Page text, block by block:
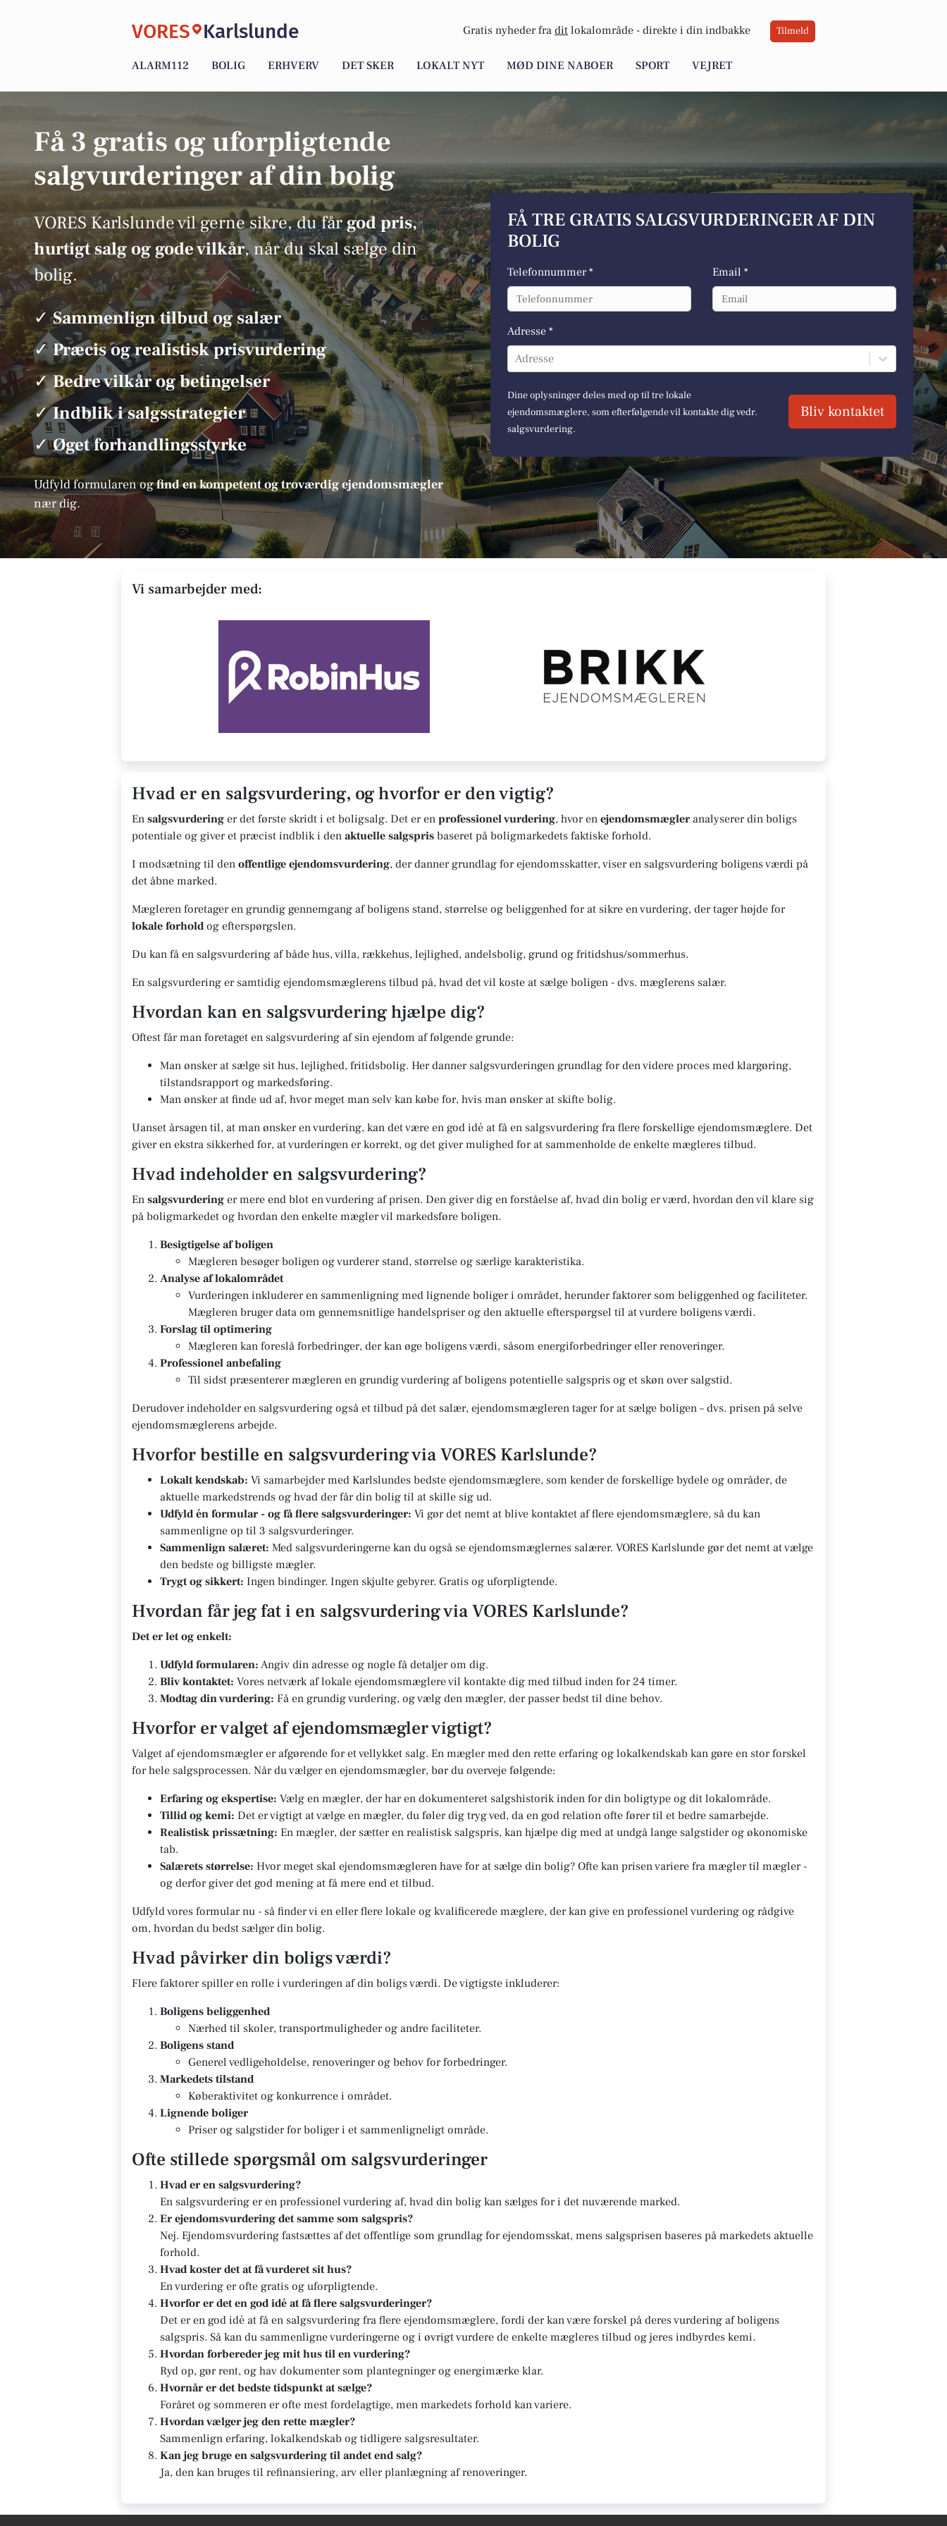
VORES Karlslunde Gratis nyheder fra dit lokalområde - direkte i din indbakke Tilmeld
ALARM112 BOLIG ERHVERV DET SKER LOKALT NYT MØD DINE NABOER SPORT VEJRET
Få 3 gratis og uforpligtende
salgvurderinger af din bolig
VORES Karlslunde vil gerne sikre, du fårgod pris,
hurtigt salg og gode vilkår, når du skal sælge din
bolig.
✓Sammenlign tilbud og salær
✓ Præcis og realistisk prisvurdering
✓Bedre vilkår og betingelser
✓Indblik i salgsstrategier
✓Øget forhandlingsstyrke
Udfyld formularen ogfind en kompetent og troværdig ejendomsmægler
nær dig.
FÅ TRE GRATIS SALGSVURDERINGER AF DIN
BOLIG
Telefonnummer * Email *
Adresse *
Adresse
Dine oplysninger deles med op til tre lokale
ejendomsmæglere, som efterfølgende vil kontakte dig vedr.
salgsvurdering.
Bliv kontaktet
Vi samarbejder med:
Hvad er en salgsvurdering, og hvorfor er den vigtig?
En salgsvurdering er det første skridt i et boligsalg. Det er en professionel vurdering, hvor en ejendomsmægler analyserer din boligs
potentiale og giver et præcist indblik i den aktuelle salgspris baseret på boligmarkedets faktiske forhold.
I modsætning til den offentlige ejendomsvurdering, der danner grundlag for ejendomsskatter, viser en salgsvurdering boligens værdi på
det åbne marked.
Mægleren foretager en grundig gennemgang af boligens stand, størrelse og beliggenhed for at sikre en vurdering, der tager højde for
lokale forhold og efterspørgslen.
Du kan få en salgsvurdering af både hus, villa, rækkehus, lejlighed, andelsbolig, grund og fritidshus/sommerhus.
En salgsvurdering er samtidig ejendomsmæglerens tilbud på, hvad det vil koste at sælge boligen - dvs. mæglerens salær.
Hvordan kan en salgsvurdering hjælpe dig?
Oftest får man foretaget en salgsvurdering af sin ejendom af følgende grunde:
Man ønsker at sælge sit hus, lejlighed, fritidsbolig. Her danner salgsvurderingen grundlag for den videre proces med klargøring,
tilstandsrapport og markedsføring.
Man ønsker at finde ud af, hvor meget man selv kan købe for, hvis man ønsker at skifte bolig.
Uanset årsagen til, at man ønsker en vurdering, kan det være en god idé at få en salgsvurdering fra flere forskellige ejendomsmæglere. Det
giver en ekstra sikkerhed for, at vurderingen er korrekt, og det giver mulighed for at sammenholde de enkelte mægleres tilbud.
Hvad indeholder en salgsvurdering?
En salgsvurdering er mere end blot en vurdering af prisen. Den giver dig en forståelse af, hvad din bolig er værd, hvordan den vil klare sig
på boligmarkedet og hvordan den enkelte mægler vil markedsføre boligen.
Besigtigelse af boligen
Mægleren besøger boligen og vurderer stand, størrelse og særlige karakteristika.
Analyse af lokalområdet
Vurderingen inkluderer en sammenligning med lignende boliger i området, herunder faktorer som beliggenhed og faciliteter.
Mægleren bruger data om gennemsnitlige handelspriser og den aktuelle efterspørgsel til at vurdere boligens værdi.
Forslag til optimering
Mægleren kan foreslå forbedringer, der kan øge boligens værdi, såsom energiforbedringer eller renoveringer.
Professionel anbefaling
Til sidst præsenterer mægleren en grundig vurdering af boligens potentielle salgspris og et skøn over salgstid.
Derudover indeholder en salgsvurdering også et tilbud på det salær, ejendomsmægleren tager for at sælge boligen – dvs. prisen på selve
ejendomsmæglerens arbejde.
Hvorfor bestille en salgsvurdering via VORES Karlslunde?
Lokalt kendskab: Vi samarbejder med Karlslundes bedste ejendomsmæglere, som kender de forskellige bydele og områder, de
aktuelle markedstrends og hvad der får din bolig til at skille sig ud.
Udfyld én formular - og få flere salgsvurderinger: Vi gør det nemt at blive kontaktet af flere ejendomsmæglere, så du kan
sammenligne op til 3 salgsvurderinger.
Sammenlign salæret: Med salgsvurderingerne kan du også se ejendomsmæglernes salærer. VORES Karlslunde gør det nemt at vælge
den bedste og billigste mægler.
Trygt og sikkert: Ingen bindinger. Ingen skjulte gebyrer. Gratis og uforpligtende.
Hvordan får jeg fat i en salgsvurdering via VORES Karlslunde?
Det er let og enkelt:
Udfyld formularen: Angiv din adresse og nogle få detaljer om dig.
Bliv kontaktet: Vores netværk af lokale ejendomsmæglere vil kontakte dig med tilbud inden for 24 timer.
Modtag din vurdering: Få en grundig vurdering, og vælg den mægler, der passer bedst til dine behov.
Hvorfor er valget af ejendomsmægler vigtigt?
Valget af ejendomsmægler er afgørende for et vellykket salg. En mægler med den rette erfaring og lokalkendskab kan gøre en stor forskel
for hele salgsprocessen. Når du vælger en ejendomsmægler, bør du overveje følgende:
Erfaring og ekspertise: Vælg en mægler, der har en dokumenteret salgshistorik inden for din boligtype og dit lokalområde.
Tillid og kemi: Det er vigtigt at vælge en mægler, du føler dig tryg ved, da en god relation ofte fører til et bedre samarbejde.
Realistisk prissætning: En mægler, der sætter en realistisk salgspris, kan hjælpe dig med at undgå lange salgstider og økonomiske
tab.
Salærets størrelse: Hvor meget skal ejendomsmægleren have for at sælge din bolig? Ofte kan prisen variere fra mægler til mægler -
og derfor giver det god mening at få mere end et tilbud.
Udfyld vores formular nu - så finder vi en eller flere lokale og kvalificerede mæglere, der kan give en professionel vurdering og rådgive
om, hvordan du bedst sælger din bolig.
Hvad påvirker din boligs værdi?
Flere faktorer spiller en rolle i vurderingen af din boligs værdi. De vigtigste inkluderer:
Boligens beliggenhed
Nærhed til skoler, transportmuligheder og andre faciliteter.
Boligens stand
Generel vedligeholdelse, renoveringer og behov for forbedringer.
Markedets tilstand
Køberaktivitet og konkurrence i området.
Lignende boliger
Priser og salgstider for boliger i et sammenligneligt område.
Ofte stillede spørgsmål om salgsvurderinger
Hvad er en salgsvurdering?
En salgsvurdering er en professionel vurdering af, hvad din bolig kan sælges for i det nuværende marked.
Er ejendomsvurdering det samme som salgspris?
Nej. Ejendomsvurdering fastsættes af det offentlige som grundlag for ejendomsskat, mens salgsprisen baseres på markedets aktuelle
forhold.
Hvad koster det at få vurderet sit hus?
En vurdering er ofte gratis og uforpligtende.
Hvorfor er det en god idé at få flere salgsvurderinger?
Det er en god idé at få en salgsvurdering fra flere ejendomsmæglere, fordi der kan være forskel på deres vurdering af boligens
salgspris. Så kan du sammenligne vurderingerne og i øvrigt vurdere de enkelte mægleres tilbud og jeres indbyrdes kemi.
Hvordan forbereder jeg mit hus til en vurdering?
Ryd op, gør rent, og hav dokumenter som plantegninger og energimærke klar.
Hvornår er det bedste tidspunkt at sælge?
Foråret og sommeren er ofte mest fordelagtige, men markedets forhold kan variere.
Hvordan vælger jeg den rette mægler?
Sammenlign erfaring, lokalkendskab og tidligere salgsresultater.
Kan jeg bruge en salgsvurdering til andet end salg?
Ja, den kan bruges til refinansiering, arv eller planlægning af renoveringer.